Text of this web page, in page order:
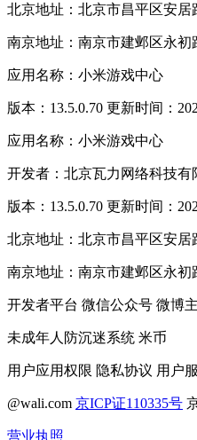
北京地址：北京市昌平区安居
南京地址：南京市建邺区永初
应用名称：小米游戏中心
版本：13.5.0.70 更新时间：
应用名称：小米游戏中心
开发者：北京瓦力网络科技有
版本：13.5.0.70 更新时间：
北京地址：北京市昌平区安居
南京地址：南京市建邺区永初
开发者平台 微信公众号 微博
未成年人防沉迷系统 米币
用户应用权限 隐私协议 用户
@wali.com 京ICP证110335号
营业执照